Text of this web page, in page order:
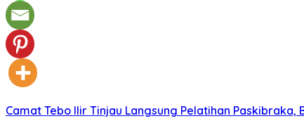
Camat Tebo Ilir Tinjau Langsung Pelatihan